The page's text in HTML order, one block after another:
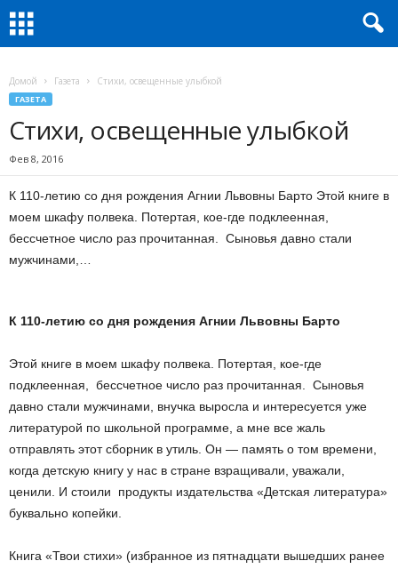
Домой Газета Стихи, освещенные улыбкой
ГАЗЕТА
Стихи, освещенные улыбкой
Фев 8, 2016
К 110-летию со дня рождения Агнии Львовны Барто Этой книге в
моем шкафу полвека. Потертая, кое-где подклеенная,
бессчетное число раз прочитанная. Сыновья давно стали
мужчинами,…
К 110-летию со дня рождения Агнии Львовны Барто
Этой книге в моем шкафу полвека. Потертая, кое-где
подклеенная, бессчетное число раз прочитанная. Сыновья
давно стали мужчинами, внучка выросла и интересуется уже
литературой по школьной программе, а мне все жаль
отправлять этот сборник в утиль. Он — память о том времени,
когда детскую книгу у нас в стране взращивали, уважали,
ценили. И стоили продукты издательства «Детская литература»
буквально копейки.
Книга «Твои стихи» (избранное из пятнадцати вышедших ранее